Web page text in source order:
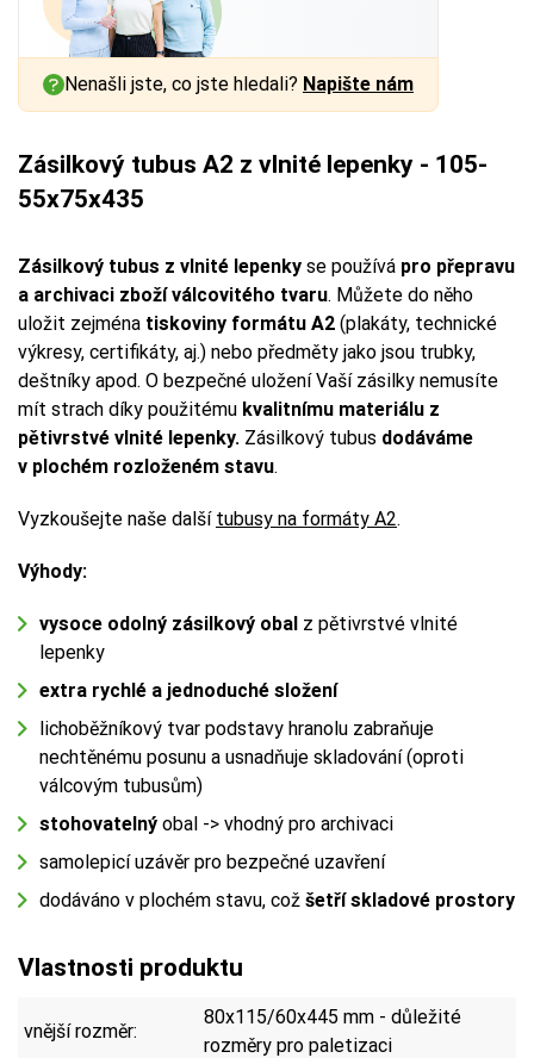
Nenašli jste, co jste hledali? Napište nám
Zásilkový tubus A2 z vlnité lepenky - 105-
55x75x435
Zásilkový tubus z vlnité lepenky se používá pro přepravu
a archivaci zboží válcovitého tvaru. Můžete do něho
uložit zejména tiskoviny formátu A2 (plakáty, technické
výkresy, certifikáty, aj.) nebo předměty jako jsou trubky,
deštníky apod. O bezpečné uložení Vaší zásilky nemusíte
mít strach díky použitému kvalitnímu materiálu z
pětivrstvé vlnité lepenky. Zásilkový tubus dodáváme
v plochém rozloženém stavu.
Vyzkoušejte naše další tubusy na formáty A2.
Výhody:
vysoce odolný zásilkový obal z pětivrstvé vlnité
lepenky
extra rychlé a jednoduché složení
lichoběžníkový tvar podstavy hranolu zabraňuje
nechtěnému posunu a usnadňuje skladování (oproti
válcovým tubusům)
stohovatelný obal -> vhodný pro archivaci
samolepicí uzávěr pro bezpečné uzavření
dodáváno v plochém stavu, což šetří skladové prostory
Vlastnosti produktu
vnější rozměr:
80x115/60x445 mm - důležité
rozměry pro paletizaci